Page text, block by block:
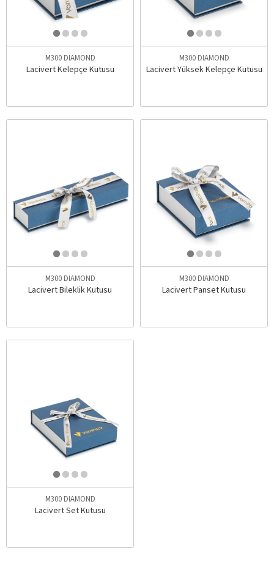
M300 DIAMOND
Lacivert Kelepçe Kutusu
M300 DIAMOND
Lacivert Yüksek Kelepçe Kutusu
M300 DIAMOND
Lacivert Bileklik Kutusu
M300 DIAMOND
Lacivert Panset Kutusu
M300 DIAMOND
Lacivert Set Kutusu